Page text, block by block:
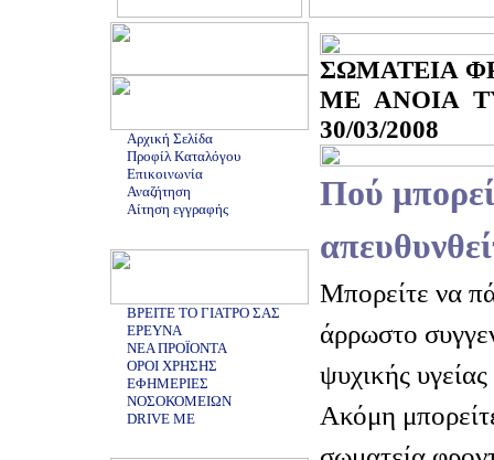
Αρχική Σελίδα
Προφίλ Καταλόγου
Επικοινωνία
Αναζήτηση
Αίτηση εγγραφής
ΒΡΕΙΤΕ ΤΟ ΓΙΑΤΡΟ ΣΑΣ
ΕΡΕΥΝΑ
ΝΕΑ ΠΡΟΪΟΝΤΑ
ΟΡΟΙ ΧΡΗΣΗΣ
ΕΦΗΜΕΡΙΕΣ
ΝΟΣΟΚΟΜΕΙΩΝ
DRIVE ME
ΣΩΜΑΤΕΙΑ
ΜΕ ΑΝΟΙΑ
30/03/2008
Πού
Μπορείτε να
άρρωστο
ψυχικής
Ακόμη